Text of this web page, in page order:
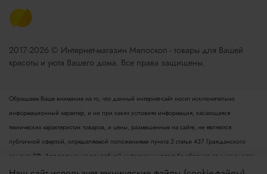
2017-2026 © Интернет-магазин Мелоскоп - товары для Вашей
красоты и уюта Вашего дома. Все права защищены.
Обращаем Ваше внимание на то, что данный интернет-сайт носит исключительно
информационный характер, и ни при каких условиях информация, касающаяся
технических характеристик товаров, и цены, размещенные на сайте, не являются
публичной офертой, определяемой положениями пункта 2 статьи 437 Гражданского
кодекса РФ. Для получения подробной информации просьба обращаться к менеджеру.
Опубликованная на данном сайте информация может быть изменена в любое время без